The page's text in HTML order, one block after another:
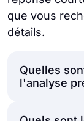
que vous
détails.
Quelles
l'analyse